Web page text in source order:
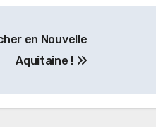
en Nouvelle
Aquitaine !